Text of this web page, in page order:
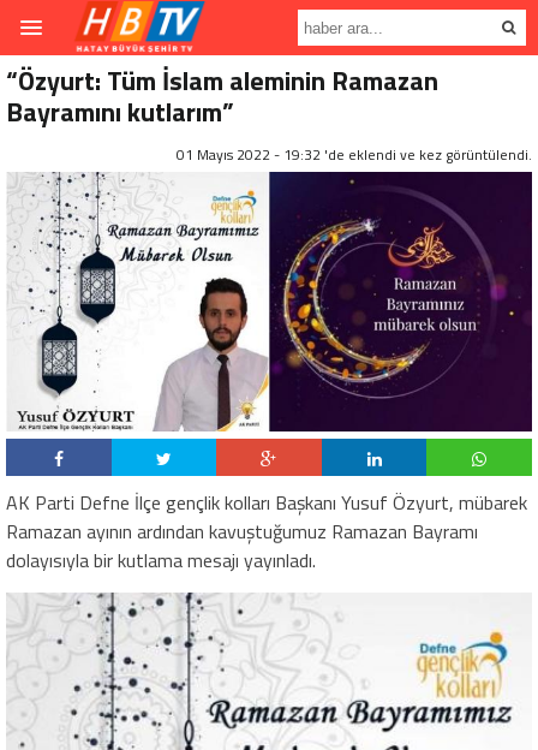
“Özyurt: Tüm İslam aleminin Ramazan
Bayramını kutlarım”
01 Mayıs 2022 - 19:32 'de eklendi ve kez görüntülendi.
AK Parti Defne İlçe gençlik kolları Başkanı Yusuf Özyurt, mübarek
Ramazan ayının ardından kavuştuğumuz Ramazan Bayramı
dolayısıyla bir kutlama mesajı yayınladı.